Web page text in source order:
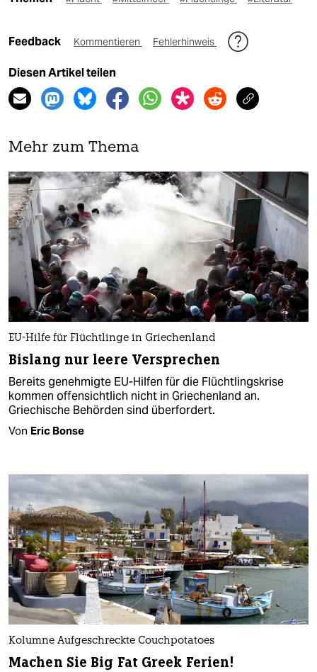
Feedback Kommentieren Fehlerhinweis
Diesen Artikel teilen
Mehr zum Thema
EU-Hilfe für Flüchtlinge in Griechenland
Bislang nur leere Versprechen
Bereits genehmigte EU-Hilfen für die Flüchtlingskrise
kommen offensichtlich nicht in Griechenland an.
Griechische Behörden sind überfordert.
Von Eric Bonse
Kolumne Aufgeschreckte Couchpotatoes
Machen Sie Big Fat Greek Ferien!